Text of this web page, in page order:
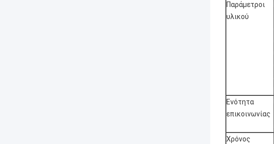
Παράμετροι
υλικού
Ενότητα
επικοινωνίας
Χρόνος